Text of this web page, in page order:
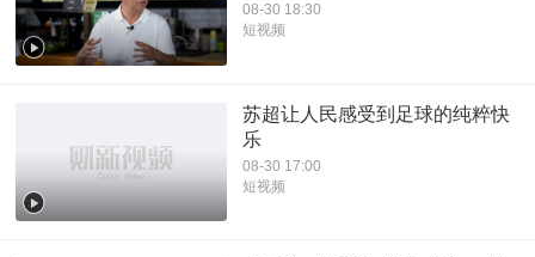
08-30 18:30
短视频
苏超让人民感受到足球的纯粹快
乐
08-30 17:00
短视频